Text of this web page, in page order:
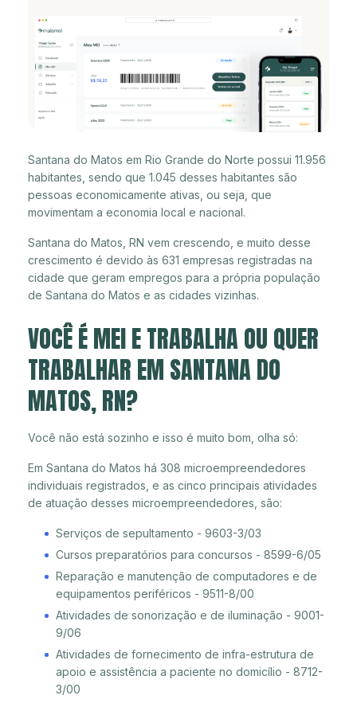
Santana do Matos em Rio Grande do Norte possui 11.956
habitantes, sendo que 1.045 desses habitantes são
pessoas economicamente ativas, ou seja, que
movimentam a economia local e nacional.
Santana do Matos, RN vem crescendo, e muito desse
crescimento é devido às 631 empresas registradas na
cidade que geram empregos para a própria população
de Santana do Matos e as cidades vizinhas.
VOCÊ É MEI E TRABALHA OU QUER
TRABALHAR EM SANTANA DO
MATOS, RN?
Você não está sozinho e isso é muito bom, olha só:
Em Santana do Matos há 308 microempreendedores
individuais registrados, e as cinco principais atividades
de atuação desses microempreendedores, são:
Serviços de sepultamento - 9603-3/03
Cursos preparatórios para concursos - 8599-6/05
Reparação e manutenção de computadores e de
equipamentos periféricos - 9511-8/00
Atividades de sonorização e de iluminação - 9001-
9/06
Atividades de fornecimento de infra-estrutura de
apoio e assistência a paciente no domicílio - 8712-
3/00